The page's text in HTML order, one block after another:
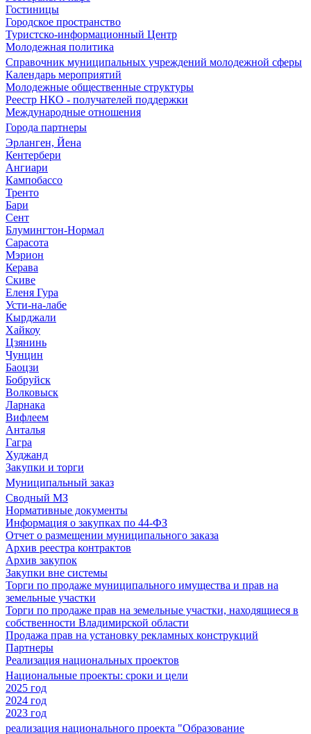
Гостиницы
Городское пространство
Туристско-информационный Центр
Молодежная политика
Справочник муниципальных учреждений молодежной сферы
Календарь мероприятий
Молодежные общественные структуры
Реестр НКО - получателей поддержки
Международные отношения
Города партнеры
Эрланген, Йена
Кентербери
Ангиари
Кампобассо
Тренто
Бари
Сент
Блумингтон-Нормал
Сарасота
Мэрион
Керава
Скиве
Еленя Гура
Усти-на-лабе
Кырджали
Хайкоу
Цзянинь
Чунцин
Баоцзи
Бобруйск
Волковыск
Ларнака
Вифлеем
Анталья
Гагра
Худжанд
Закупки и торги
Муниципальный заказ
Сводный МЗ
Нормативные документы
Информация о закупках по 44-ФЗ
Отчет о размещении муниципального заказа
Архив реестра контрактов
Архив закупок
Закупки вне системы
Торги по продаже муниципального имущества и прав на
земельные участки
Торги по продаже прав на земельные участки, находящиеся в
собственности Владимирской области
Продажа прав на установку рекламных конструкций
Партнеры
Реализация национальных проектов
Национальные проекты: сроки и цели
2025 год
2024 год
2023 год
реализация национального проекта "Образование